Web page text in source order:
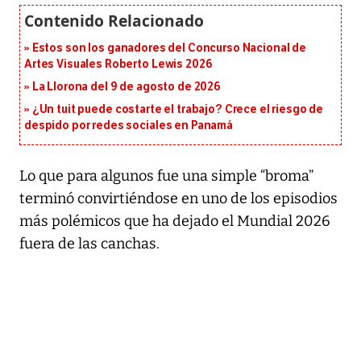
Estos son los ganadores del Concurso Nacional de
Artes Visuales Roberto Lewis 2026
La Llorona del 9 de agosto de 2026
¿Un tuit puede costarte el trabajo? Crece el riesgo de
despido por redes sociales en Panamá
Lo que para algunos fue una simple “broma”
terminó convirtiéndose en uno de los episodios
más polémicos que ha dejado el Mundial 2026
fuera de las canchas.